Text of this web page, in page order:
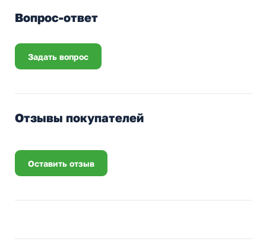
Вопрос-ответ
Задать вопрос
Отзывы покупателей
Оставить отзыв